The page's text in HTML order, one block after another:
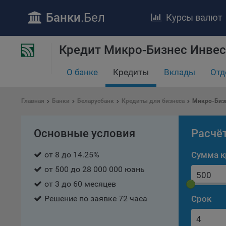
Банки.Бел Курсы валют
Кредит Микро-Бизнес
О банке Кредиты Вклады
Главная Банки Беларусбанк Кредиты для бизнеса Микро-
Основные условия
от 8 до 14.25%
от 500 до 28 000 000 юань
от 3 до 60 месяцев
Решение по заявке 72 часа
Сумма
Срок